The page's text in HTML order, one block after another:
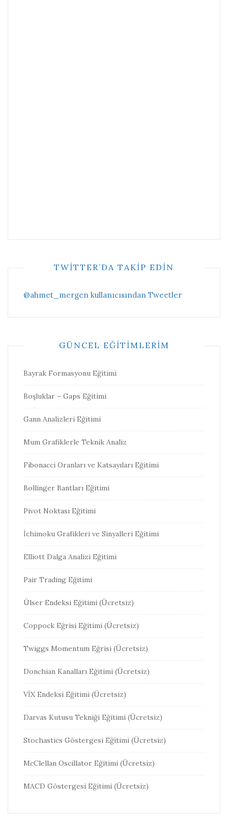
TWITTER’DA TAKIP EDIN
@ahmet_mergen kullanıcısından Tweetler
GÜNCEL EĞITIMLERIM
Bayrak Formasyonu Eğitimi
Boşluklar – Gaps Eğitimi
Gann Analizleri Eğitimi
Mum Grafiklerle Teknik Analiz
Fibonacci Oranları ve Katsayıları Eğitimi
Bollinger Bantları Eğitimi
Pivot Noktası Eğitimi
İchimoku Grafikleri ve Sinyalleri Eğitimi
Elliott Dalga Analizi Eğitimi
Pair Trading Eğitimi
Ülser Endeksi Eğitimi (Ücretsiz)
Coppock Eğrisi Eğitimi (Ücretsiz)
Twiggs Momentum Eğrisi (Ücretsiz)
Donchian Kanalları Eğitimi (Ücretsiz)
VİX Endeksi Eğitimi (Ücretsiz)
Darvas Kutusu Tekniği Eğitimi (Ücretsiz)
Stochastics Göstergesi Eğitimi (Ücretsiz)
McClellan Oscillator Eğitimi (Ücretsiz)
MACD Göstergesi Eğitimi (Ücretsiz)